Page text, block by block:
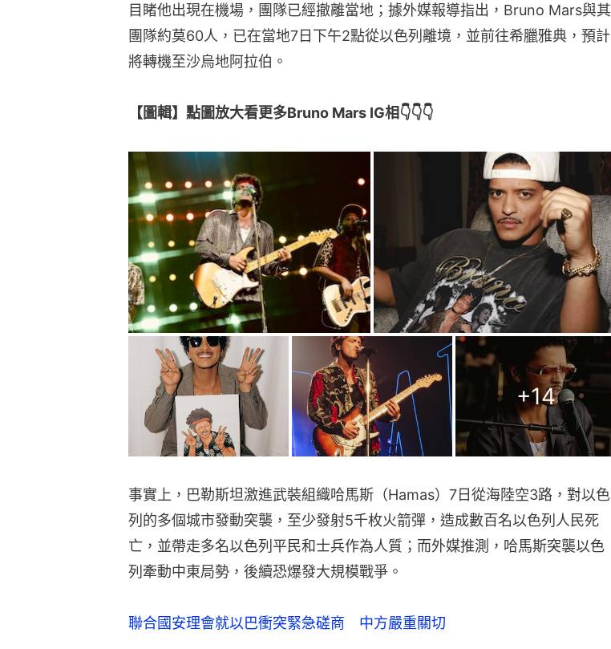
目睹他出現在機場，團隊已經撤離當地；據外媒報導指出，Bruno Mars與其
團隊約莫60人，已在當地7日下午2點從以色列離境，並前往希臘雅典，預計
將轉機至沙烏地阿拉伯。
【圖輯】點圖放大看更多Bruno Mars IG相👇👇👇
+14
事實上，巴勒斯坦激進武裝組織哈馬斯（Hamas）7日從海陸空3路，對以色
列的多個城市發動突襲，至少發射5千枚火箭彈，造成數百名以色列人民死
亡，並帶走多名以色列平民和士兵作為人質；而外媒推測，哈馬斯突襲以色
列牽動中東局勢，後續恐爆發大規模戰爭。
聯合國安理會就以巴衝突緊急磋商 中方嚴重關切